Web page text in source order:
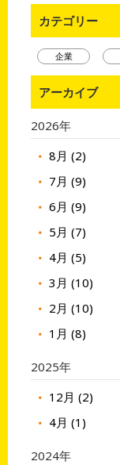
カテゴリー
企業
アーカイブ
2026年
8月 (2)
7月 (9)
6月 (9)
5月 (7)
4月 (5)
3月 (10)
2月 (10)
1月 (8)
2025年
12月 (2)
4月 (1)
2024年